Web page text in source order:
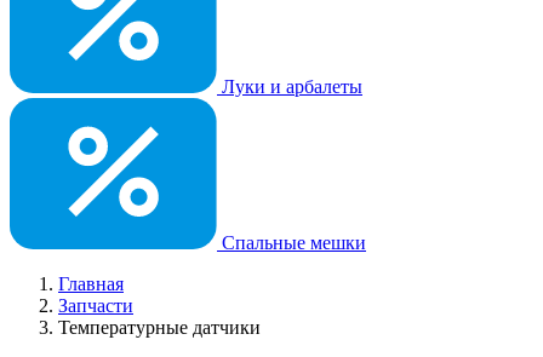
Луки и арбалеты
Спальные мешки
Главная
Запчасти
Температурные датчики